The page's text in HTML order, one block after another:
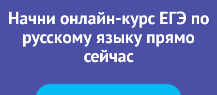
Начни онлайн-курс ЕГЭ по
русскому языку прямо
сейчас